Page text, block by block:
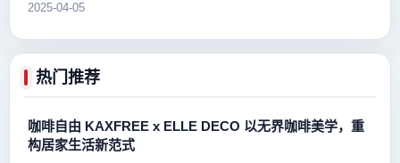
2025-04-05
热门推荐
咖啡自由 KAXFREE x ELLE DECO 以无界咖啡美学，重
构居家生活新范式